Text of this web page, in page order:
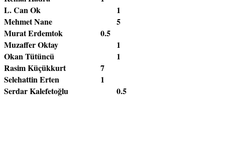
L. Can Ok					1
Mehmet Nane				5
Murat Erdemtok			0.5
Muzaffer Oktay				1
Okan Tütüncü				1
Rasim Küçükkurt			7
Selehattin Erten			1
Serdar Kalefetoğlu			0.5